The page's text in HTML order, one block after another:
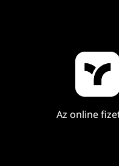
Az online